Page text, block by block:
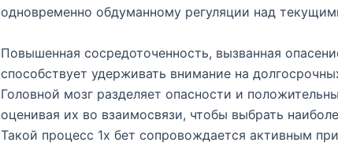
одновременно обдуманному регуляции над
Повышенная сосредоточенность, вызванная
способствует удерживать внимание на
Головной мозг разделяет опасности и
оценивая их во взаимосвязи, чтобы выбрать
Такой процесс 1х бет сопровождается активным